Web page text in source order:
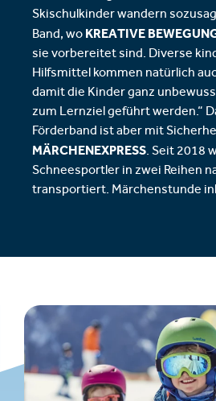
Skischulkinder wandern
Band, wo KREATIVE
sie vorbereitet sind. Diverse
Hilfsmittel kommen natürlich
damit die Kinder ganz
zum Lernziel geführt werden.“
Förderband ist aber mit
MÄRCHENEXPRESS. Seit 2018
Schneesportler in zwei Reihen
transportiert. Märchenstunde